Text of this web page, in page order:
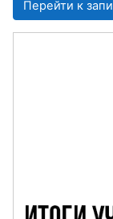
Перейти к